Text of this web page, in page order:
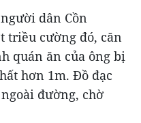
dân Cồn
triều cường đó, căn
quán ăn của ông bị
hơn 1m. Đồ đạc
đường, chờ